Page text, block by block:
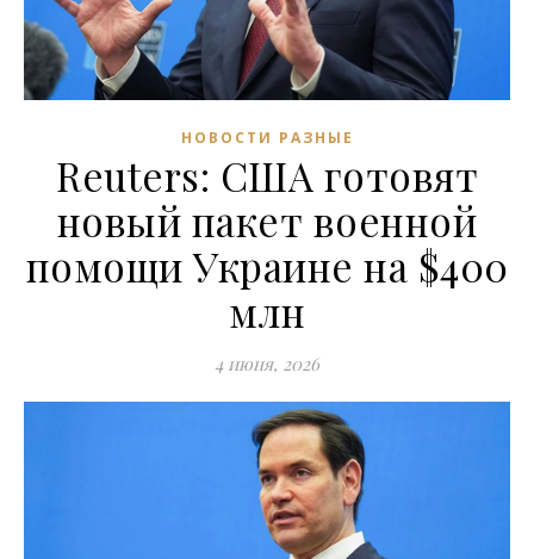
НОВОСТИ РАЗНЫЕ
Reuters: США готовят
новый пакет военной
помощи Украине на $400
млн
4 июня, 2026